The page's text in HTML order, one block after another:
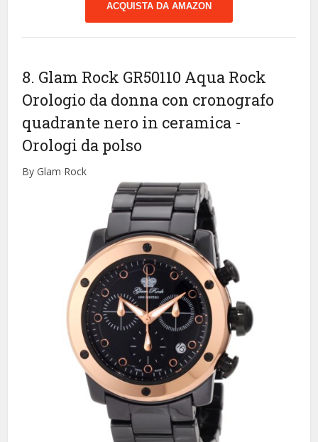
ACQUISTA DA AMAZON
8. Glam Rock GR50110 Aqua Rock
Orologio da donna con cronografo
quadrante nero in ceramica -
Orologi da polso
By Glam Rock